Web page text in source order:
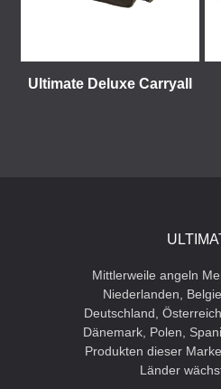
Ultimate Deluxe Carryall
Mittlerweile angeln
Niederlanden,
Deutschland,
Dänemark, Polen,
Produkten dieser
Länder